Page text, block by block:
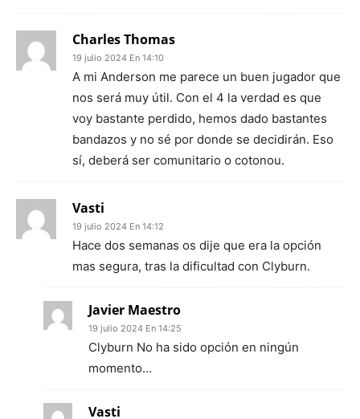
Charles Thomas
19 julio 2024 En 14:10
A mi Anderson me parece un buen jugador que
nos será muy útil. Con el 4 la verdad es que
voy bastante perdido, hemos dado bastantes
bandazos y no sé por donde se decidirán. Eso
sí, deberá ser comunitario o cotonou.
Vasti
19 julio 2024 En 14:12
Hace dos semanas os dije que era la opción
mas segura, tras la dificultad con Clyburn.
Javier Maestro
19 julio 2024 En 14:25
Clyburn No ha sido opción en ningún
momento…
Vasti